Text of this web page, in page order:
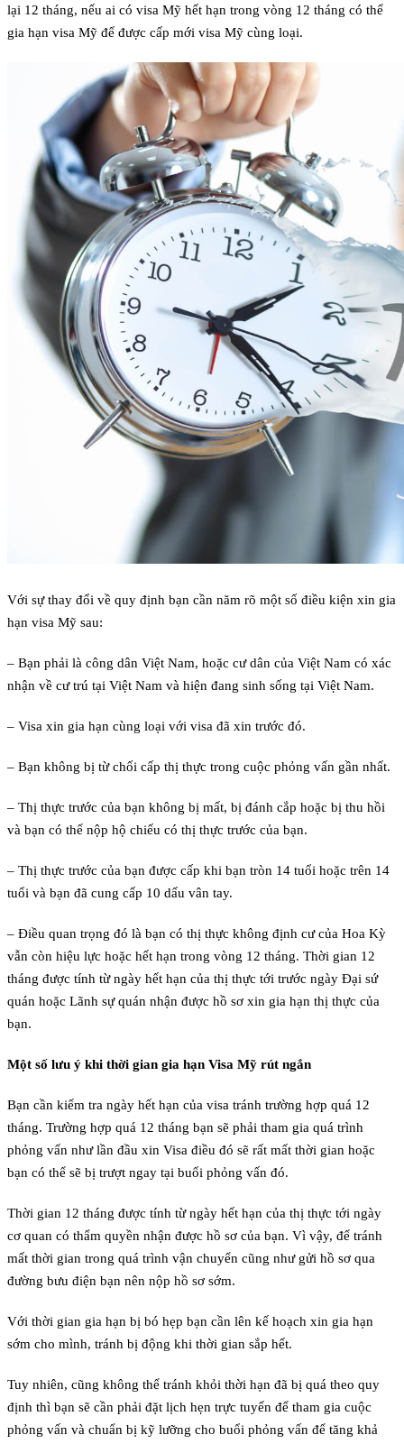
lại 12 tháng, nếu ai có visa Mỹ hết hạn trong vòng 12 tháng có thể
gia hạn visa Mỹ để được cấp mới visa Mỹ cùng loại.
Với sự thay đổi về quy định bạn cần năm rõ một số điều kiện xin gia
hạn visa Mỹ sau:
– Bạn phải là công dân Việt Nam, hoặc cư dân của Việt Nam có xác
nhận về cư trú tại Việt Nam và hiện đang sinh sống tại Việt Nam.
– Visa xin gia hạn cùng loại với visa đã xin trước đó.
– Bạn không bị từ chối cấp thị thực trong cuộc phỏng vấn gần nhất.
– Thị thực trước của bạn không bị mất, bị đánh cắp hoặc bị thu hồi
và bạn có thể nộp hộ chiếu có thị thực trước của bạn.
– Thị thực trước của bạn được cấp khi bạn tròn 14 tuổi hoặc trên 14
tuổi và bạn đã cung cấp 10 dấu vân tay.
– Điều quan trọng đó là bạn có thị thực không định cư của Hoa Kỳ
vẫn còn hiệu lực hoặc hết hạn trong vòng 12 tháng. Thời gian 12
tháng được tính từ ngày hết hạn của thị thực tới trước ngày Đại sứ
quán hoặc Lãnh sự quán nhận được hồ sơ xin gia hạn thị thực của
bạn.
Một số lưu ý khi thời gian gia hạn Visa Mỹ rút ngắn
Bạn cần kiểm tra ngày hết hạn của visa tránh trường hợp quá 12
tháng. Trường hợp quá 12 tháng bạn sẽ phải tham gia quá trình
phỏng vấn như lần đầu xin Visa điều đó sẽ rất mất thời gian hoặc
bạn có thể sẽ bị trượt ngay tại buổi phỏng vấn đó.
Thời gian 12 tháng được tính từ ngày hết hạn của thị thực tới ngày
cơ quan có thẩm quyền nhận được hồ sơ của bạn. Vì vậy, để tránh
mất thời gian trong quá trình vận chuyển cũng như gửi hồ sơ qua
đường bưu điện bạn nên nộp hồ sơ sớm.
Với thời gian gia hạn bị bó hẹp bạn cần lên kế hoạch xin gia hạn
sớm cho mình, tránh bị động khi thời gian sắp hết.
Tuy nhiên, cũng không thể tránh khỏi thời hạn đã bị quá theo quy
định thì bạn sẽ cần phải đặt lịch hẹn trực tuyến để tham gia cuộc
phỏng vấn và chuẩn bị kỹ lưỡng cho buổi phỏng vấn để tăng khả